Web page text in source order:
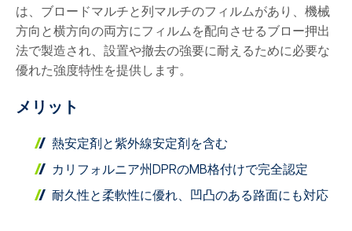
は、ブロードマルチと列マルチのフィルムがあり、機械
方向と横方向の両方にフィルムを配向させるブロー押出
法で製造され、設置や撤去の強要に耐えるために必要な
優れた強度特性を提供します。
メリット
熱安定剤と紫外線安定剤を含む
カリフォルニア州DPRのMB格付けで完全認定
耐久性と柔軟性に優れ、凹凸のある路面にも対応